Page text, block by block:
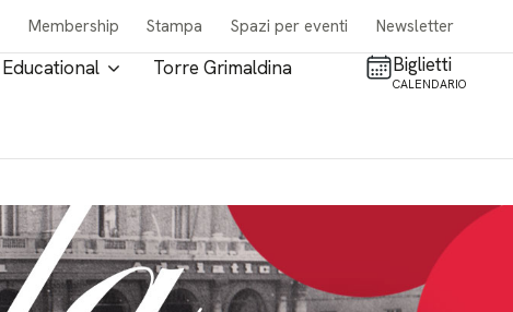
Membership Stampa Spazi per eventi Newsletter
Educational Torre Grimaldina Biglietti
CALENDARIO